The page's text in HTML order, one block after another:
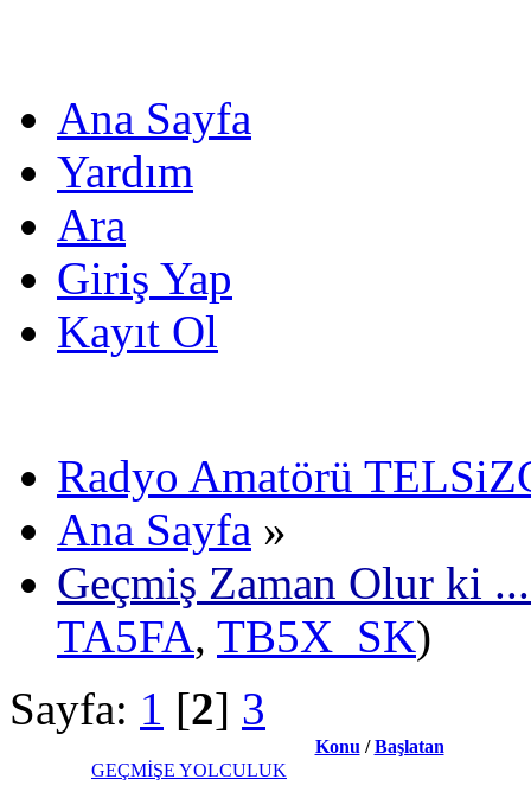
Ana Sayfa
Yardım
Ara
Giriş Yap
Kayıt Ol
Radyo Amatörü
Ana Sayfa »
Geçmiş Zaman Olur ki
TA5FA, TB5X_SK)
Sayfa: 1 [2] 3
Konu /Başlatan
GEÇMİŞE YOLCULUK